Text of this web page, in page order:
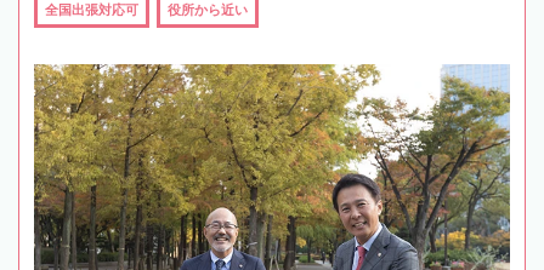
全国出張対応可 役所から近い